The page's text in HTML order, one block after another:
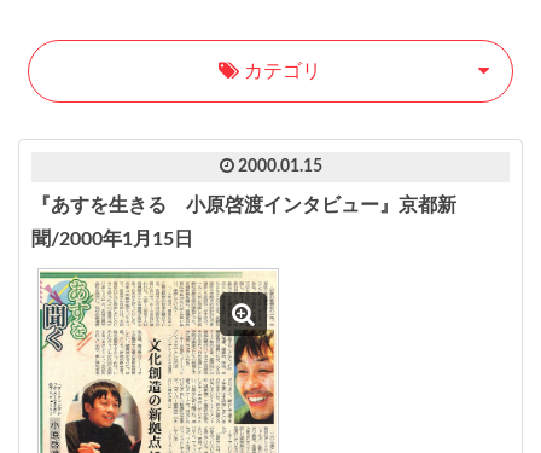
カテゴリ
2000.01.15
『あすを生きる 小原啓渡インタビュー』京都新
聞/2000年1月15日